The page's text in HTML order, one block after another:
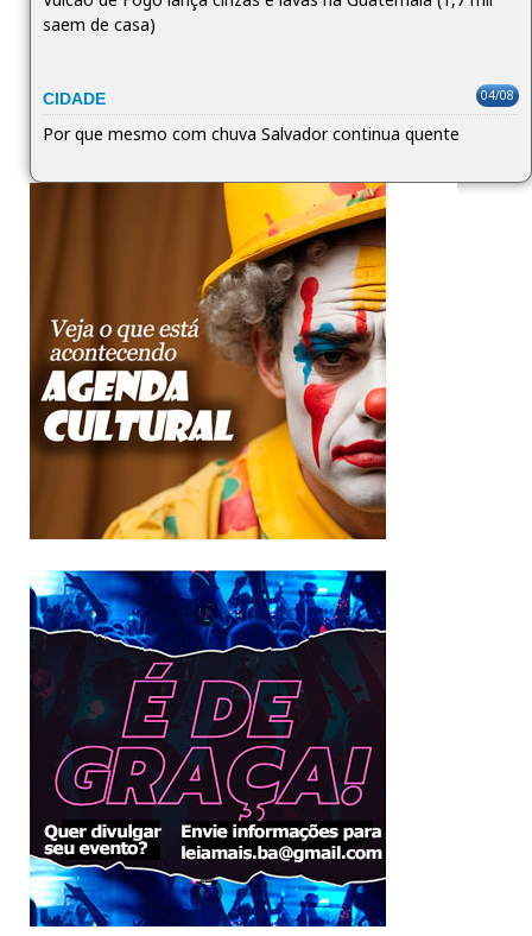
saem de casa)
CIDADE 04/08
Por que mesmo com chuva Salvador continua quente